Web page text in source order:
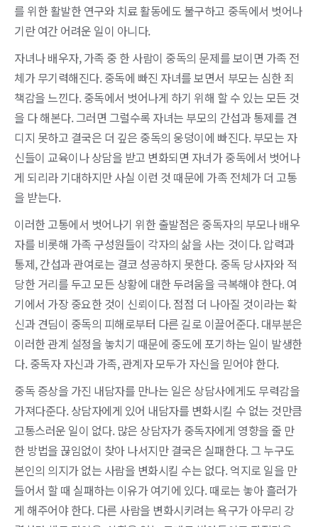
를 위한 활발한 연구와 치료 활동에도 불구하고 중독에서 벗어나
기란 여간 어려운 일이 아니다.
자녀나 배우자, 가족 중 한 사람이 중독의 문제를 보이면 가족 전
체가 무기력해진다. 중독에 빠진 자녀를 보면서 부모는 심한 죄
책감을 느낀다. 중독에서 벗어나게 하기 위해 할 수 있는 모든 것
을 다 해본다. 그러면 그럴수록 자녀는 부모의 간섭과 통제를 견
디지 못하고 결국은 더 깊은 중독의 웅덩이에 빠진다. 부모는 자
신들이 교육이나 상담을 받고 변화되면 자녀가 중독에서 벗어나
게 되리라 기대하지만 사실 이런 것 때문에 가족 전체가 더 고통
을 받는다.
이러한 고통에서 벗어나기 위한 출발점은 중독자의 부모나 배우
자를 비롯해 가족 구성원들이 각자의 삶을 사는 것이다. 압력과
통제, 간섭과 관여로는 결코 성공하지 못한다. 중독 당사자와 적
당한 거리를 두고 모든 상황에 대한 두려움을 극복해야 한다. 여
기에서 가장 중요한 것이 신뢰이다. 점점 더 나아질 것이라는 확
신과 견딤이 중독의 피해로부터 다른 길로 이끌어준다. 대부분은
이러한 관계 설정을 놓치기 때문에 중도에 포기하는 일이 발생한
다. 중독자 자신과 가족, 관계자 모두가 자신을 믿어야 한다.
중독 증상을 가진 내담자를 만나는 일은 상담사에게도 무력감을
가져다준다. 상담자에게 있어 내담자를 변화시킬 수 없는 것만큼
고통스러운 일이 없다. 많은 상담자가 중독자에게 영향을 줄 만
한 방법을 끊임없이 찾아 나서지만 결국은 실패한다. 그 누구도
본인의 의지가 없는 사람을 변화시킬 수는 없다. 억지로 일을 만
들어서 할 때 실패하는 이유가 여기에 있다. 때로는 놓아 흘러가
게 해주어야 한다. 다른 사람을 변화시키려는 욕구가 아무리 강